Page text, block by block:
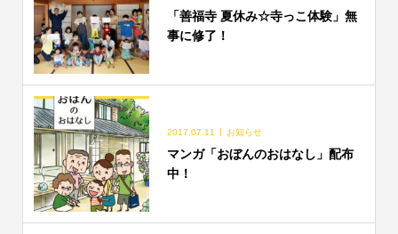
「善福寺 夏休み☆寺っこ体験」無
事に修了！
2017.07.11 お知らせ
マンガ「おぼんのおはなし」配布
中！